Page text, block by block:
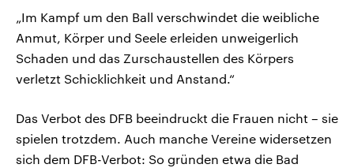
„Im Kampf um den Ball verschwindet die weibliche
Anmut, Körper und Seele erleiden unweigerlich
Schaden und das Zurschaustellen des Körpers
verletzt Schicklichkeit und Anstand.“
Das Verbot des DFB beeindruckt die Frauen nicht – sie
spielen trotzdem. Auch manche Vereine widersetzen
sich dem DFB-Verbot: So gründen etwa die Bad